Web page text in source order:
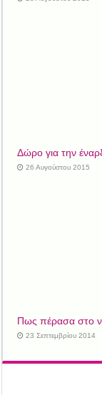
Δώρο για την
26 Αυγούστου 2015
Πως πέρασα στο
23 Σεπτεμβρίου 2014